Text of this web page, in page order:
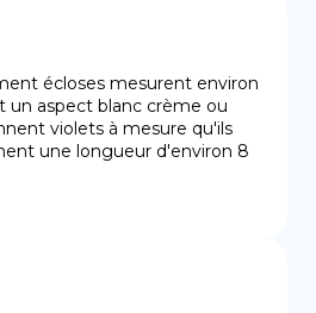
écloses mesurent environ
un aspect blanc crème ou
violets à mesure qu'ils
une longueur d'environ 8